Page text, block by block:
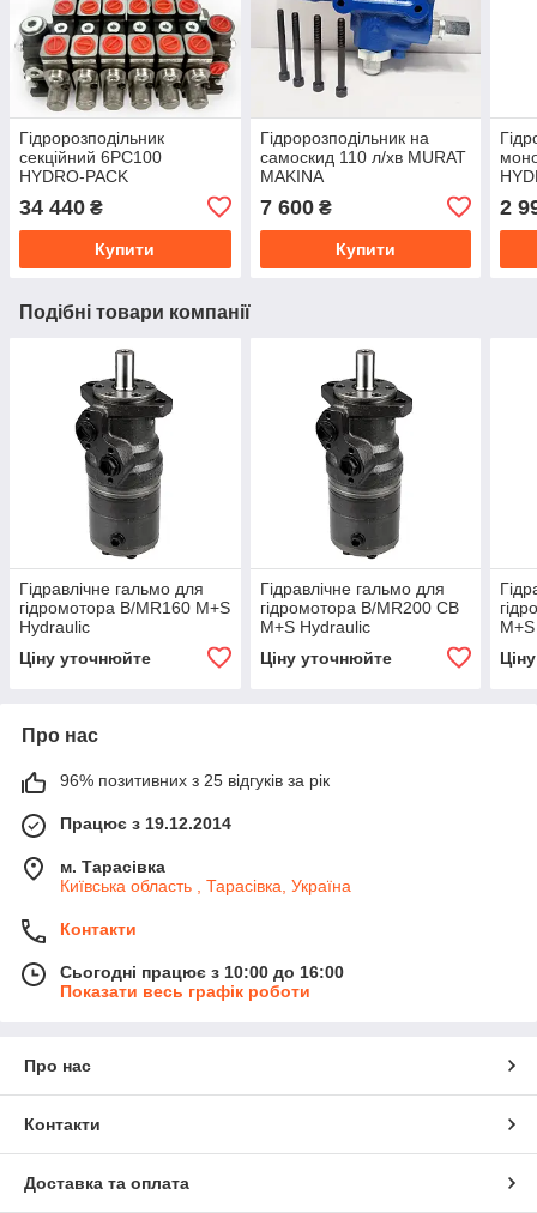
Гідророзподільник
секційний 6PC100
HYDRO-PACK
34 440 ₴
Купити
Гідророзподільник на
самоскид 110 л/хв MURAT
MAKINA
7 600₴
Купити
2
Подібні товари компанії
Гідравлічне гальмо для
гідромотора B/MR160 M+S
Hydraulic
Ціну уточнюйте
Гідравлічне гальмо для
гідромотора B/MR200 CB
M+S Hydraulic
Ціну уточнюйте
Про нас
96% позитивних з 25 відгуків за рік
Працює з 19.12.2014
м. Тарасівка
Київська область , Тарасівка, Україна
Контакти
Сьогодні працює з 10:00 до 16:00
Показати весь графік роботи
Про нас
Контакти
Доставка та оплата